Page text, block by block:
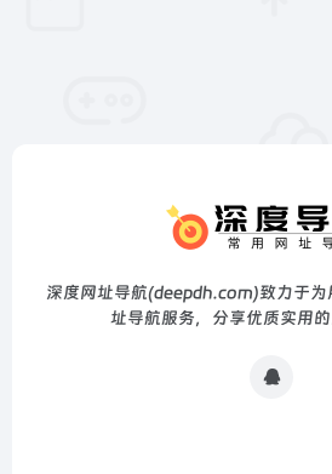
深度网址导航(deepdh.com)致力于为
址导航服务，分享优质实用的